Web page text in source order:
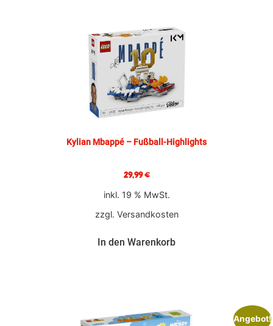
Kylian Mbappé – Fußball-Highlights
29,99€
inkl. 19 % MwSt.
zzgl. Versandkosten
In den Warenkorb
Angebot!